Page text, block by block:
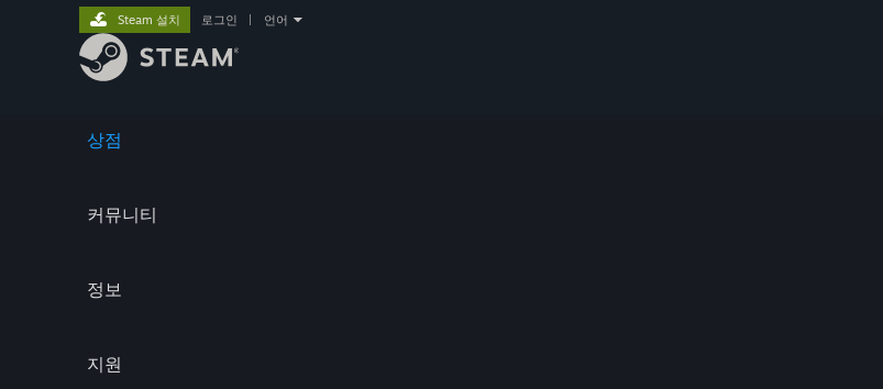
상점
커뮤니티
정보
지원
Steam 설치 로그인 언어